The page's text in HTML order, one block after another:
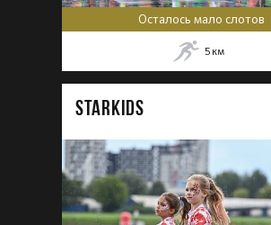
Осталось мало слотов
5 км
STARKIDS